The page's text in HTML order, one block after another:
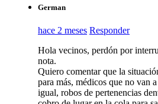
German
hace 2 meses Responder
Hola vecinos, perdón por
nota.
Quiero comentar que la
para más, médicos que no van
igual, robos de pertenencias